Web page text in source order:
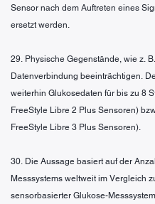
Sensor nach dem Auftreten eines
ersetzt werden.
29. Physische Gegenstände, wie z.
Datenverbindung beeinträchtigen.
weiterhin Glukosedaten für bis zu 8
FreeStyle Libre 2 Plus Sensoren)
FreeStyle Libre 3 Plus Sensoren).
30. Die Aussage basiert auf der
Messsystems weltweit im Vergleich
sensorbasierter Glukose-